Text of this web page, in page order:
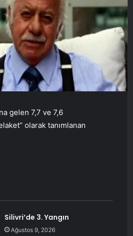
gelen 7,7 ve 7,6
olarak tanımlanan
Silivri’de 3. Yangın
Ağustos 9, 2026